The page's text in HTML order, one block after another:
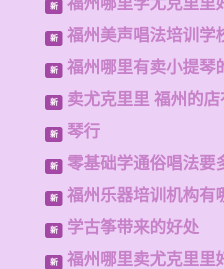
新
新 福州美声唱法培训学
新 福州哪里有卖小提琴
新 卖尤克里里 福州的
新 琴行
新 零基础学通俗唱法要
新 福州乐器培训机构有
新 学古筝带来的好处
新 福州哪里卖尤克里里